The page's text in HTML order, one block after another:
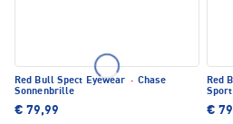
Red Bull Spect Eyewear · Chase
Sonnenbrille
€ 79,99
Red
€